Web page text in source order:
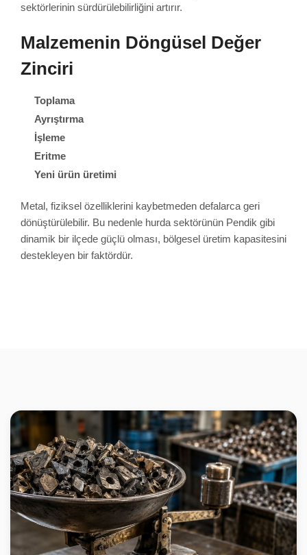
sektörlerinin sürdürülebilirliğini artırır.
Malzemenin Döngüsel Değer
Zinciri
Toplama
Ayrıştırma
İşleme
Eritme
Yeni ürün üretimi
Metal, fiziksel özelliklerini kaybetmeden defalarca geri
dönüştürülebilir. Bu nedenle hurda sektörünün Pendik gibi
dinamik bir ilçede güçlü olması, bölgesel üretim kapasitesini
destekleyen bir faktördür.